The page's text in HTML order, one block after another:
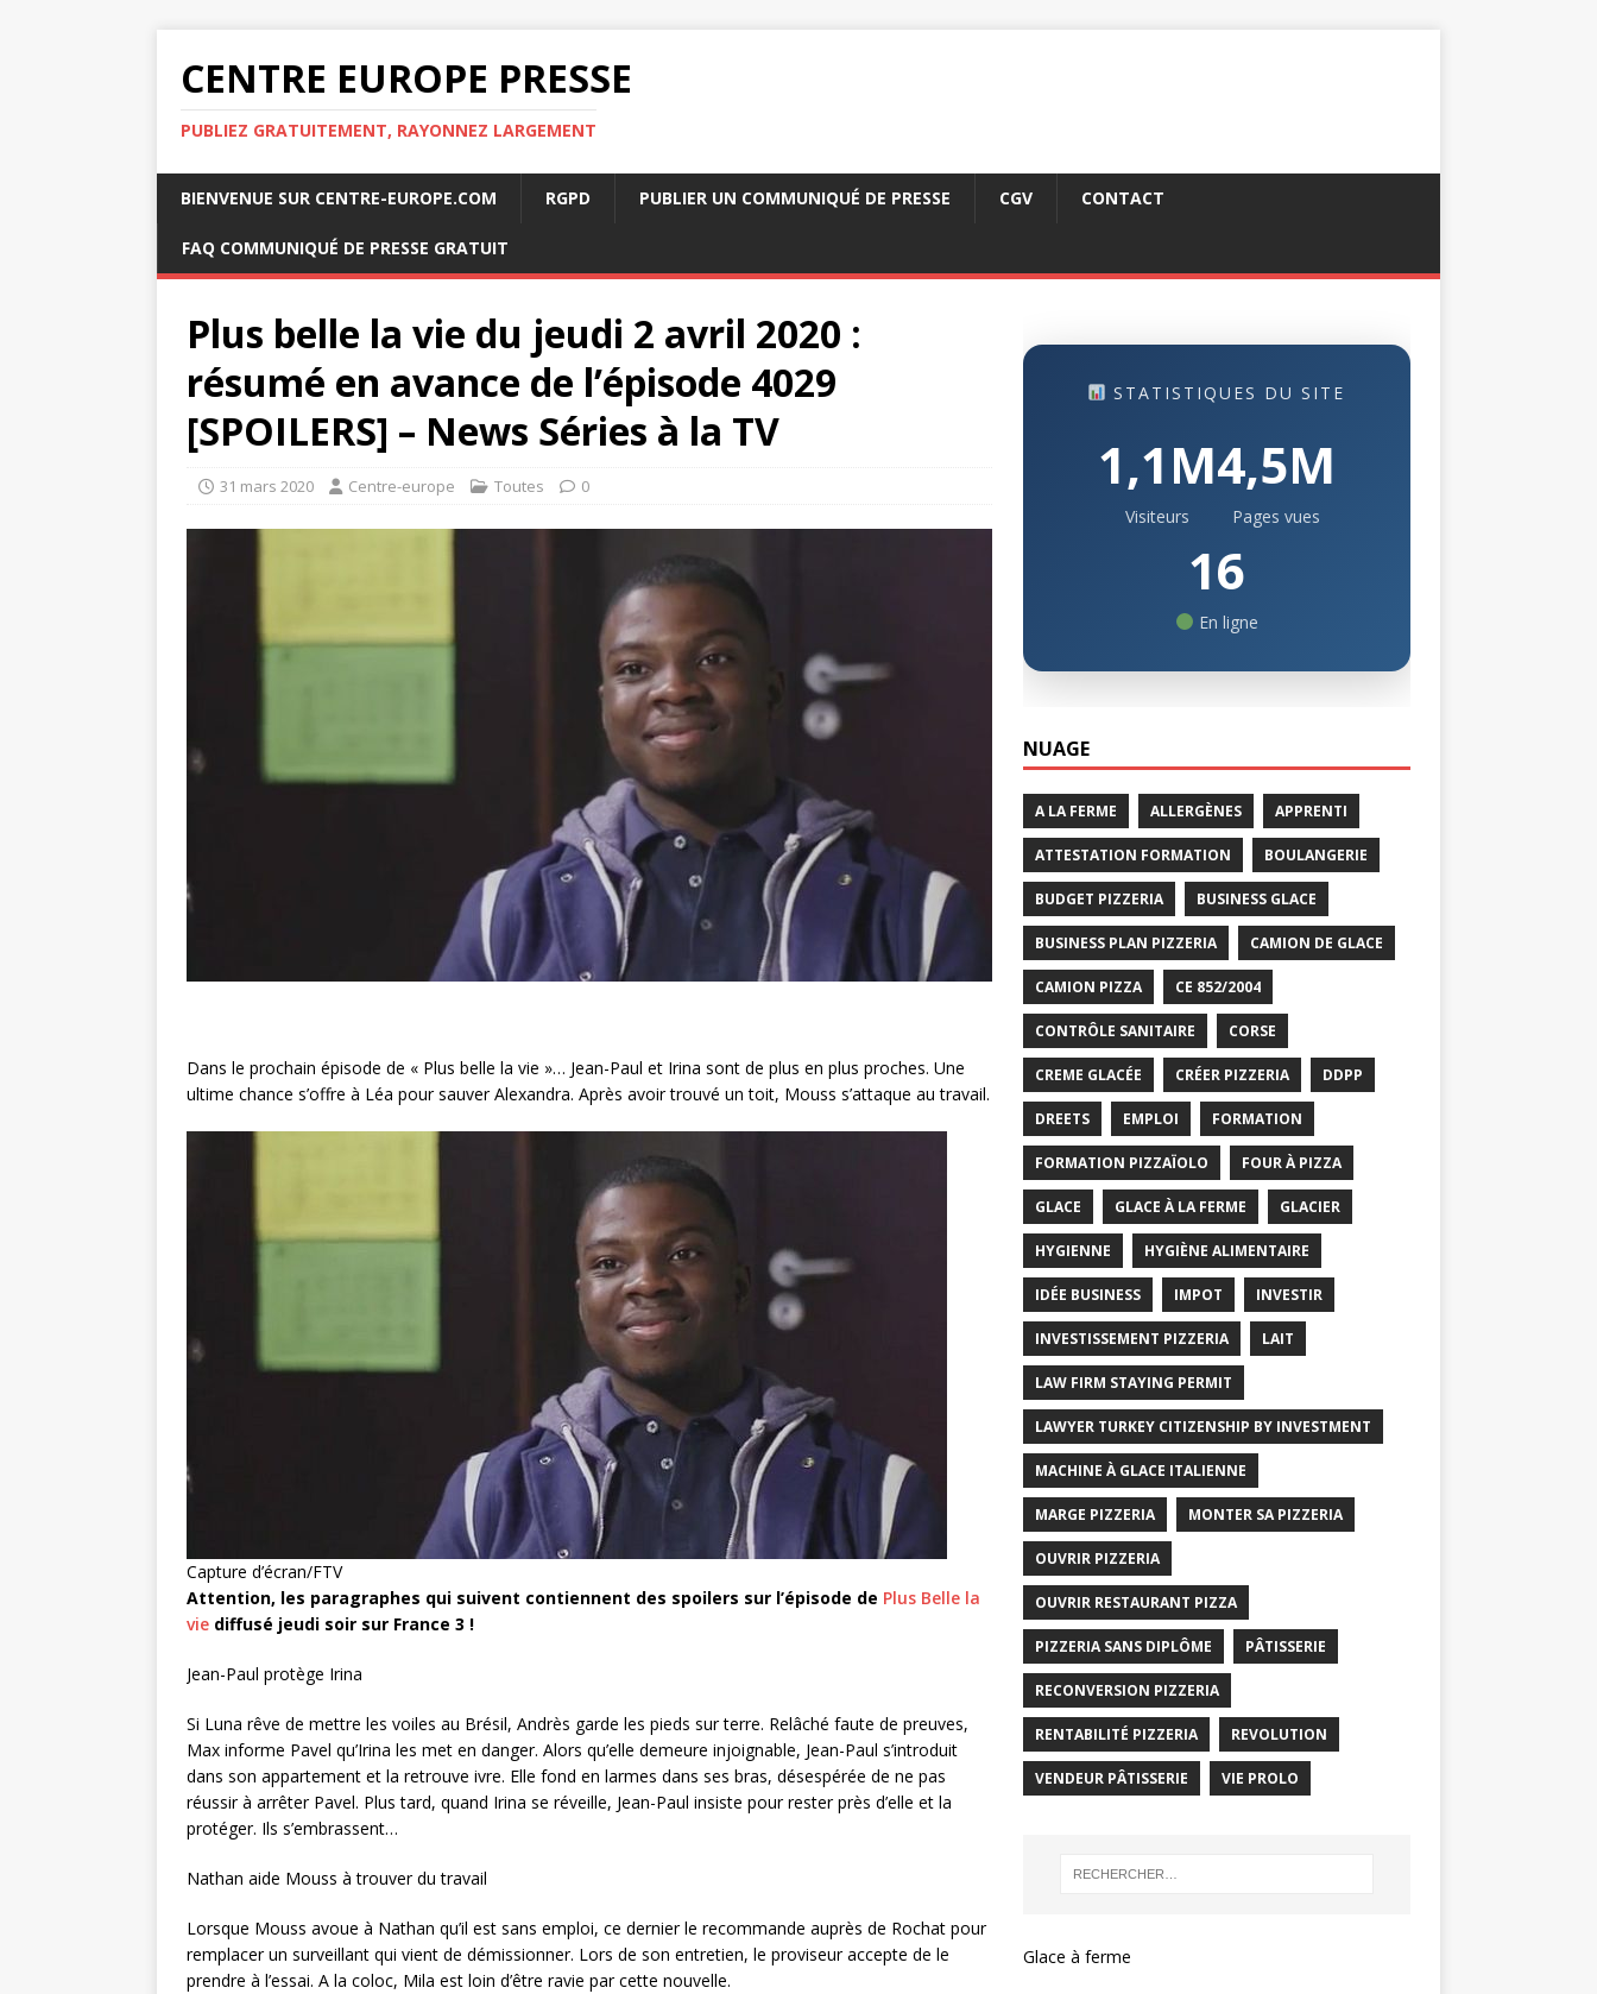
CENTRE EUROPE PRESSE
PUBLIEZ GRATUITEMENT, RAYONNEZ LARGEMENT
BIENVENUE SUR CENTRE-EUROPE.COM RGPD PUBLIER UN COMMUNIQUÉ DE PRESSE CGV CONTACT
FAQ COMMUNIQUÉ DE PRESSE GRATUIT
Plus belle la vie du jeudi 2 avril 2020 :
résumé en avance de l’épisode 4029
[SPOILERS] – News Séries à la TV
31 mars 2020 Centre-europe Toutes 0
Dans le prochain épisode de « Plus belle la vie »… Jean-Paul et Irina sont de plus en plus proches. Une
ultime chance s’offre à Léa pour sauver Alexandra. Après avoir trouvé un toit, Mouss s’attaque au travail.
Capture d’écran/FTV
Attention, les paragraphes qui suivent contiennent des spoilers sur l’épisode de Plus Belle la
vie diffusé jeudi soir sur France 3 !
Jean-Paul protège Irina
Si Luna rêve de mettre les voiles au Brésil, Andrès garde les pieds sur terre. Relâché faute de preuves,
Max informe Pavel qu’Irina les met en danger. Alors qu’elle demeure injoignable, Jean-Paul s’introduit
dans son appartement et la retrouve ivre. Elle fond en larmes dans ses bras, désespérée de ne pas
réussir à arrêter Pavel. Plus tard, quand Irina se réveille, Jean-Paul insiste pour rester près d’elle et la
protéger. Ils s’embrassent…
Nathan aide Mouss à trouver du travail
Lorsque Mouss avoue à Nathan qu’il est sans emploi, ce dernier le recommande auprès de Rochat pour
remplacer un surveillant qui vient de démissionner. Lors de son entretien, le proviseur accepte de le
prendre à l’essai. A la coloc, Mila est loin d’être ravie par cette nouvelle.
STATISTIQUES DU SITE
1,1M
Visiteurs
4,5M
Pages vues
16
En ligne
NUAGE
A LA FERME ALLERGÈNES APPRENTI
ATTESTATION FORMATION BOULANGERIE
BUDGET PIZZERIA BUSINESS GLACE
BUSINESS PLAN PIZZERIA CAMION DE GLACE
CAMION PIZZA CE 852/2004
CONTRÔLE SANITAIRE CORSE
CREME GLACÉE CRÉER PIZZERIA DDPP
DREETS EMPLOI FORMATION
FORMATION PIZZAÏOLO FOUR À PIZZA
GLACE GLACE À LA FERME GLACIER
HYGIENNE HYGIÈNE ALIMENTAIRE
IDÉE BUSINESS IMPOT INVESTIR
INVESTISSEMENT PIZZERIA LAIT
LAW FIRM STAYING PERMIT
LAWYER TURKEY CITIZENSHIP BY INVESTMENT
MACHINE À GLACE ITALIENNE
MARGE PIZZERIA MONTER SA PIZZERIA
OUVRIR PIZZERIA
OUVRIR RESTAURANT PIZZA
PIZZERIA SANS DIPLÔME PÂTISSERIE
RECONVERSION PIZZERIA
RENTABILITÉ PIZZERIA REVOLUTION
VENDEUR PÂTISSERIE VIE PROLO
Glace à ferme